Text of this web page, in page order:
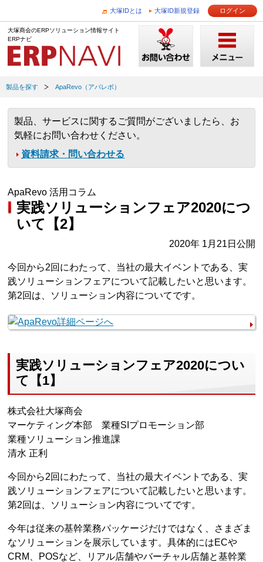
大塚IDとは 大塚ID新規登録 ログイン
大塚商会のERPソリューション情報サイト
ERPナビ
製品を探す ApaRevo（アパレボ）
製品、サービスに関するご質問がございましたら、お
気軽にお問い合わせください。
資料請求・問い合わせる
ApaRevo 活用コラム
実践ソリューションフェア2020につ
いて【2】
2020年 1月21日公開
今回から2回にわたって、当社の最大イベントである、実
践ソリューションフェアについて記載したいと思います。
第2回は、ソリューション内容についてです。
実践ソリューションフェア2020につい
て【1】
株式会社大塚商会
マーケティング本部 業種SIプロモーション部
業種ソリューション推進課
清水 正利
今回から2回にわたって、当社の最大イベントである、実
践ソリューションフェアについて記載したいと思います。
第2回は、ソリューション内容についてです。
今年は従来の基幹業務パッケージだけではなく、さまざま
なソリューションを展示しています。具体的にはECや
CRM、POSなど、リアル店舗やバーチャル店舗と基幹業